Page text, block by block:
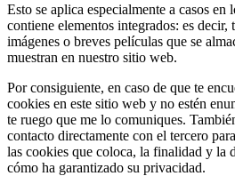
Esto se aplica especialmente a casos en
contiene elementos integrados: es decir,
imágenes o breves películas que se
muestran en nuestro sitio web.
Por consiguiente, en caso de que te
cookies en este sitio web y no estén
te ruego que me lo comuniques.
contacto directamente con el tercero
las cookies que coloca, la finalidad y la
cómo ha garantizado su privacidad.